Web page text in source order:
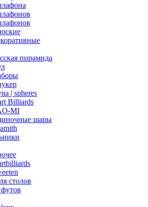
пирамида
| spheres
Billiards
MI
шары
столов
футов